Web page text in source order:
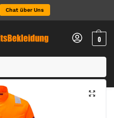
Chat über Uns
0